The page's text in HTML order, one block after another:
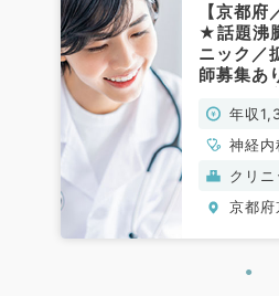
【京都
★話題沸
ニック／
師募集あ
常勤）
年収
神経内
科、
チ科、
形成外
科、
クリ
療）
京都府